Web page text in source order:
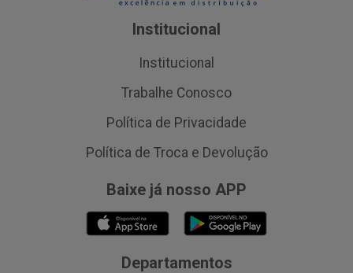
Institucional
Institucional
Trabalhe Conosco
Política de Privacidade
Política de Troca e Devolução
Baixe já nosso APP
Departamentos